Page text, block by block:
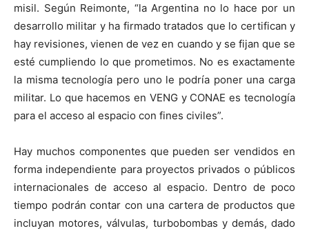
misil. Según Reimonte, “la Argentina no lo hace por un
desarrollo militar y ha firmado tratados que lo certifican y
hay revisiones, vienen de vez en cuando y se fijan que se
esté cumpliendo lo que prometimos. No es exactamente
la misma tecnología pero uno le podría poner una carga
militar. Lo que hacemos en VENG y CONAE es tecnología
para el acceso al espacio con fines civiles”.
Hay muchos componentes que pueden ser vendidos en
forma independiente para proyectos privados o públicos
internacionales de acceso al espacio. Dentro de poco
tiempo podrán contar con una cartera de productos que
incluyan motores, válvulas, turbobombas y demás, dado